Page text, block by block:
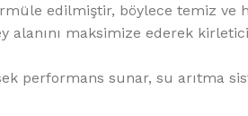
edilmiştir, böylece temiz ve
alanını maksimize ederek
performans sunar, su arıtma